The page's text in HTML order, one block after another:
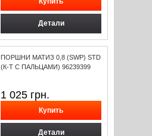
Детали
ПОРШНИ МАТИЗ 0,8 (SWP) STD
(К-Т С ПАЛЬЦАМИ) 96239399
1 025 грн.
Детали